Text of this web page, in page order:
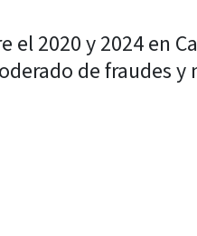
2020 y 2024 en
de fraudes y